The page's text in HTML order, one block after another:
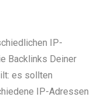
IP-
Backlinks Deiner
es sollten
IP-Adressen